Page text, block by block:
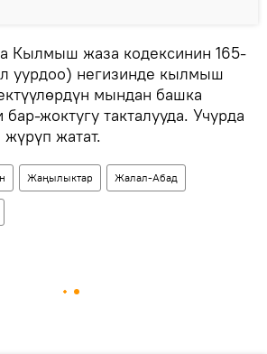
Кылмыш жаза кодексинин 165-
уурдоо) негизинде кылмыш
мындан башка
жоктугу такталууда. Учурда
жатат.
Жаңылыктар Жалал-Абад